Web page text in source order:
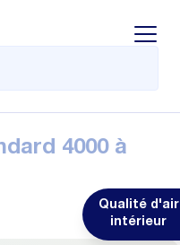
Qualité d'air
intérieur
4000 à